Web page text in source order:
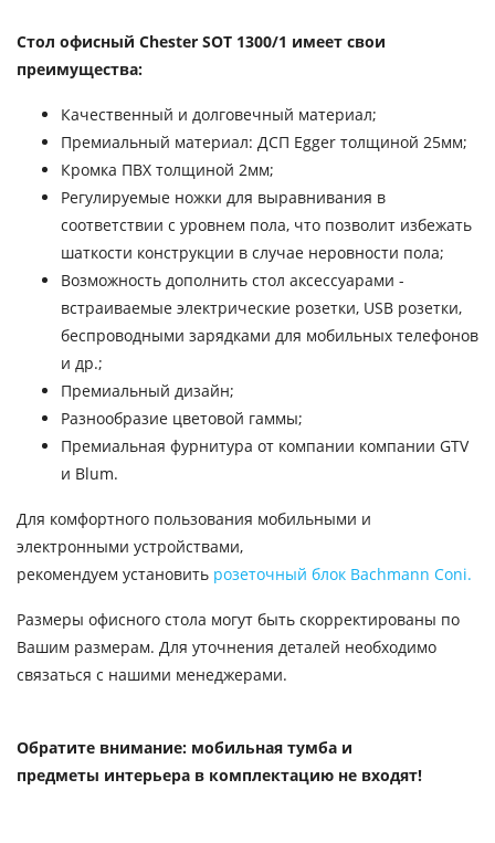
Стол офисный Chester SOT 1300/1 имеет свои
преимущества:
Качественный и долговечный материал;
Премиальный материал: ДСП Egger толщиной 25мм;
Кромка ПВХ толщиной 2мм;
Регулируемые ножки для выравнивания в
соответствии с уровнем пола, что позволит избежать
шаткости конструкции в случае неровности пола;
Возможность дополнить стол аксессуарами -
встраиваемые электрические розетки, USB розетки,
беспроводными зарядками для мобильных телефонов
и др.;
Премиальный дизайн;
Разнообразие цветовой гаммы;
Премиальная фурнитура от компании компании GTV
и Blum.
Для комфортного пользования мобильными и
электронными устройствами,
рекомендуем установить розеточный блок Bachmann Coni.
Размеры офисного стола могут быть скорректированы по
Вашим размерам. Для уточнения деталей необходимо
связаться с нашими менеджерами.
Обратите внимание: мобильная тумба и
предметы интерьера в комплектацию не входят!